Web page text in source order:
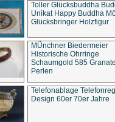
Toller Glücksbuddha
Unikat Happy Buddha
Glücksbringer Holzfigur
MÜnchner Biedermeier
Historische Ohrringe
Schaumgold 585
Perlen
Telefonablage
Design 60er 70er Jahre